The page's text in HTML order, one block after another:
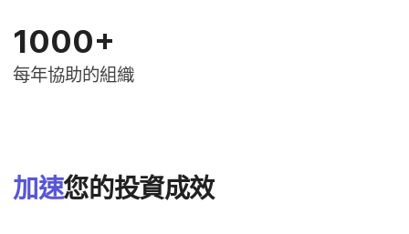
1000+
每​年​協助​的​組織
加速您​的​投資​成效